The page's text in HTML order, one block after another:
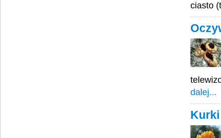
ciasto
dalej...
Kurki